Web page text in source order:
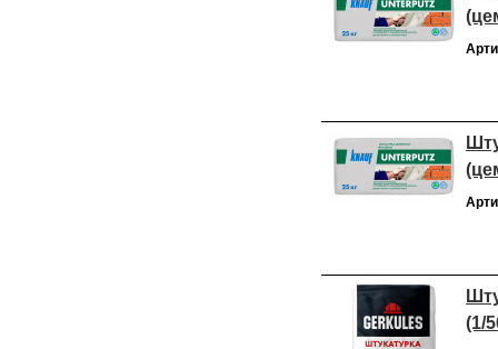
(1/